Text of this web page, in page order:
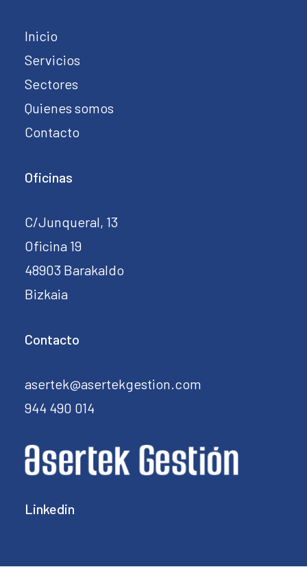
Linkedin
Inicio
Servicios
Sectores
Quienes somos
Contacto
Oficinas
C/Junqueral, 13
Oficina 19
48903 Barakaldo
Bizkaia
Contacto
asertek@asertekgestion.com
944 490 014